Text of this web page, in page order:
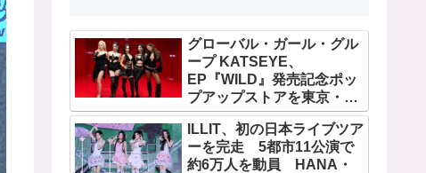
グローバル・ガール・グル
ープ KATSEYE、
EP『WILD』発売記念ポッ
プアップストアを東京・原
宿で開催 限定グッズも登
場ILLIT、初の日本ライブツア
ーを完走 5都市11公演で
約6万人を動員 HANA・